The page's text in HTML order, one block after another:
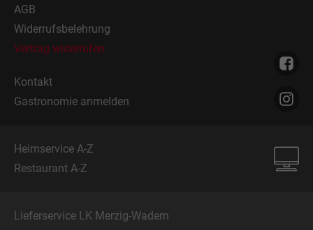
AGB
Widerrufsbelehrung
Vertrag widerrufen
Kontakt
Gastronomie anmelden
Heimservice A-Z
Restaurant A-Z
Lieferservice LK Merzig-Wadern